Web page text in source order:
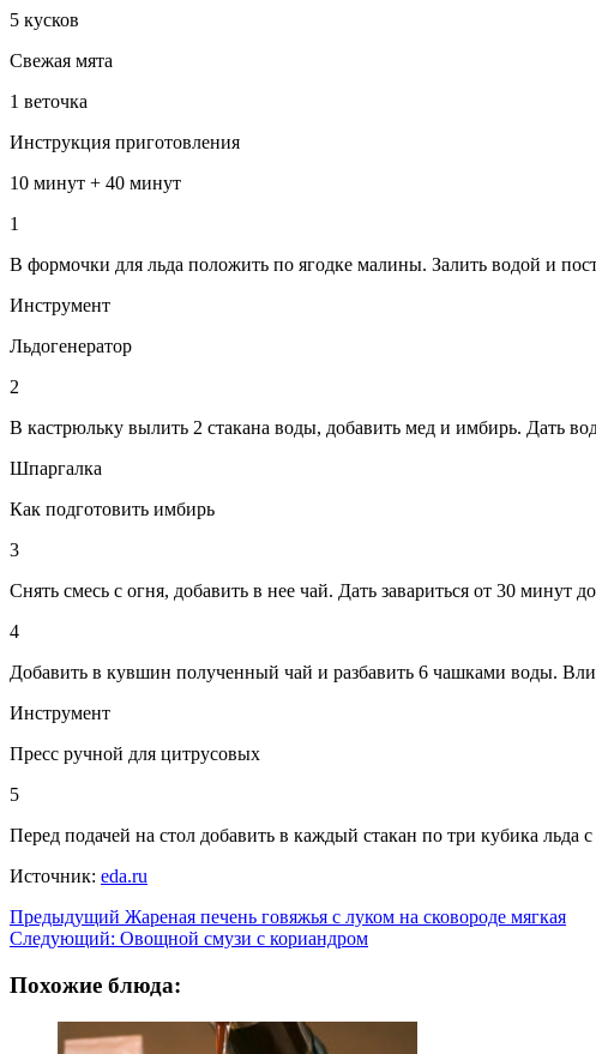
5 кусков
Свежая мята
1 веточка
Инструкция приготовления
10 минут + 40 минут
1
В формочки для льда положить по ягодке малины. Залить водой и
Инструмент
Льдогенератор
2
В кастрюльку вылить 2 стакана воды, добавить мед и имбирь. Дать
Шпаргалка
Как подготовить имбирь
3
Снять смесь с огня, добавить в нее чай. Дать завариться от 30 минут
4
Добавить в кувшин полученный чай и разбавить 6 чашками воды.
Инструмент
Пресс ручной для цитрусовых
5
Перед подачей на стол добавить в каждый стакан по три кубика
Источник: eda.ru
Навигация
записи
Предыдущий Жареная печень говяжья с луком на сковороде мягкая
Следующий: Овощной смузи с кориандром
Похожие блюда: